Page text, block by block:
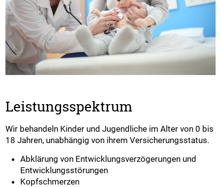
Leistungsspektrum
Wir behandeln Kinder und Jugendliche im Alter von 0 bis
18 Jahren, unabhängig von ihrem Versicherungsstatus.
Abklärung von Entwicklungsverzögerungen und
Entwicklungsstörungen
Kopfschmerzen